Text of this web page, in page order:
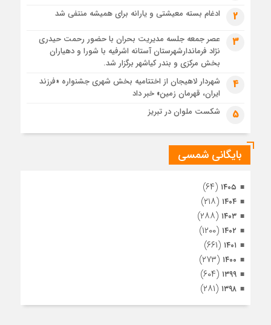
رئوف
تصاویر هوایی مراسم تشییع پیکر مطهر آقای شهید ایران – مشهد
مراسم تشییع پیکر مطهر آقای شهید ایران – مشهد
تصاویری از تراکم جمعیت حاضر در میدان ثورهالعشرین نجف
اشرف
2 ادغام بسته معیشتی و یارانه برای همیشه منتفی شد
3
عصر جمعه جلسه مدیریت بحران با حضور رحمت حیدری
نژاد فرماندارشهرستان آستانه اشرفیه با شورا و دهیاران
بخش مرکزی و بندر کیاشهر برگزار شد.
4
شهردار لاهیجان از اختتامیه بخش شهری جشنواره «فرزند
ایران، قهرمان زمین» خبر داد
5 شکست ملوان در تبریز
بایگانی شمسی
۱۴۰۵ (۶۴)
۱۴۰۴ (۲۱۸)
۱۴۰۳ (۲۸۸)
۱۴۰۲ (۱۲۰۰)
۱۴۰۱ (۶۶۱)
۱۴۰۰ (۲۷۳)
۱۳۹۹ (۶۰۴)
۱۳۹۸ (۲۸۱)